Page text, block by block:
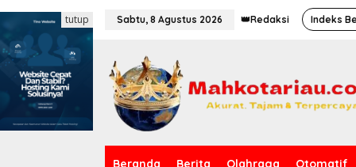
a
t
o
Sabtu, 8 Agustus 2026 👑Redaksi Indeks
Beranda Berita Olahraga Otomatif
tutup